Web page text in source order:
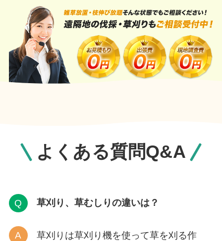
よくある質問Q&A
草刈り、草むしりの違いは？
草刈りは草刈り機を使って草を刈る作